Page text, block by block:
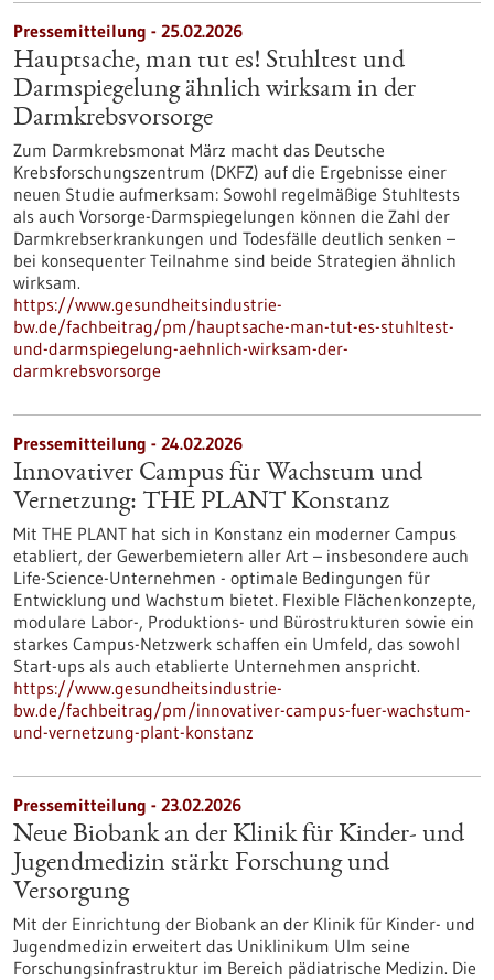
Pressemitteilung - 25.02.2026
Hauptsache, man tut es! Stuhltest und
Darmspiegelung ähnlich wirksam in der
Darmkrebsvorsorge
Zum Darmkrebsmonat März macht das Deutsche
Krebsforschungszentrum (DKFZ) auf die Ergebnisse einer
neuen Studie aufmerksam: Sowohl regelmäßige Stuhltests
als auch Vorsorge-Darmspiegelungen können die Zahl der
Darmkrebserkrankungen und Todesfälle deutlich senken –
bei konsequenter Teilnahme sind beide Strategien ähnlich
wirksam.
https://www.gesundheitsindustrie-
bw.de/fachbeitrag/pm/hauptsache-man-tut-es-stuhltest-
und-darmspiegelung-aehnlich-wirksam-der-
darmkrebsvorsorge
Pressemitteilung - 24.02.2026
Innovativer Campus für Wachstum und
Vernetzung: THE PLANT Konstanz
Mit THE PLANT hat sich in Konstanz ein moderner Campus
etabliert, der Gewerbemietern aller Art – insbesondere auch
Life-Science-Unternehmen - optimale Bedingungen für
Entwicklung und Wachstum bietet. Flexible Flächenkonzepte,
modulare Labor-, Produktions- und Bürostrukturen sowie ein
starkes Campus-Netzwerk schaffen ein Umfeld, das sowohl
Start-ups als auch etablierte Unternehmen anspricht.
https://www.gesundheitsindustrie-
bw.de/fachbeitrag/pm/innovativer-campus-fuer-wachstum-
und-vernetzung-plant-konstanz
Pressemitteilung - 23.02.2026
Neue Biobank an der Klinik für Kinder-​ und
Jugendmedizin stärkt Forschung und
Versorgung
Mit der Einrichtung der Biobank an der Klinik für Kinder-​ und
Jugendmedizin erweitert das Uniklinikum Ulm seine
Forschungsinfrastruktur im Bereich pädiatrische Medizin. Die